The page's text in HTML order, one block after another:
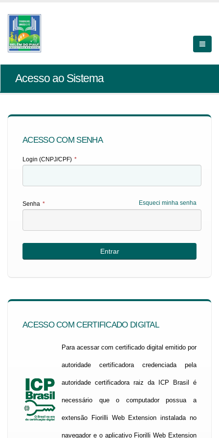
Acesso ao Sistema
ACESSO COM SENHA
Login (CNPJ/CPF) *
Esqueci minha senha
Senha *
ACESSO COM CERTIFICADO DIGITAL
Para acessar com certificado digital emitido por
autoridade certificadora credenciada pela
autoridade certificadora raiz da ICP Brasil é
necessário que o computador possua a
extensão Fiorilli Web Extension instalada no
navegador e o aplicativo Fiorilli Web Extension